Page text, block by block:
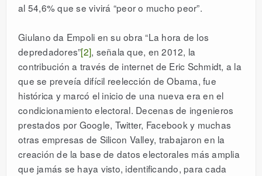
al 54,6% que se vivirá “peor o mucho peor”.
Giulano da Empoli en su obra “La hora de los
depredadores”[2], señala que, en 2012, la
contribución a través de internet de Eric Schmidt, a la
que se preveía difícil reelección de Obama, fue
histórica y marcó el inicio de una nueva era en el
condicionamiento electoral. Decenas de ingenieros
prestados por Google, Twitter, Facebook y muchas
otras empresas de Silicon Valley, trabajaron en la
creación de la base de datos electorales más amplia
que jamás se haya visto, identificando, para cada